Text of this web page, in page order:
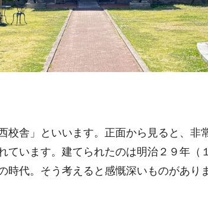
校舎」といいます。正面から見ると、
ています。建てられたのは明治２９年
時代。そう考えると感慨深いものがあり